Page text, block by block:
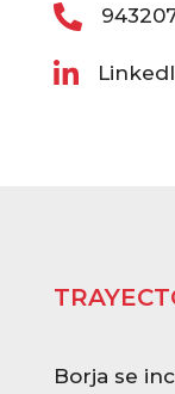


Borja se